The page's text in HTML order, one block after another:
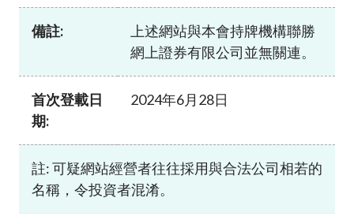
加入本會
備註:
上述網站與本會持牌機構聯勝
網上證券有限公司並無關連。
首次登載日
期:
2024年6月28日
註: 可疑網站經營者往往採用與合法公司相若的
名稱，令投資者混淆。